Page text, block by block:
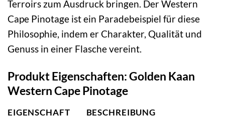
Terroirs zum Ausdruck bringen. Der Western
Cape Pinotage ist ein Paradebeispiel für diese
Philosophie, indem er Charakter, Qualität und
Genuss in einer Flasche vereint.
Produkt Eigenschaften: Golden Kaan
Western Cape Pinotage
EIGENSCHAFT
BESCHREIBUNG